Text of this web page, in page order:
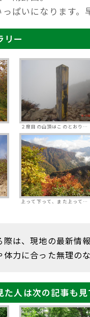
ぱいになります。
リー
２度目の山頂はこのとおり…
上って下って、また上って…
際は、現地の最新情
体力に合った無理の
た人は次の記事も